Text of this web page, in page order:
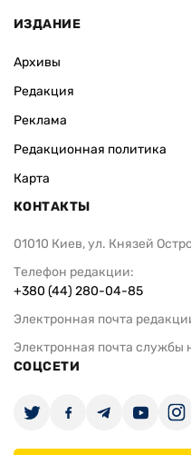
ИЗДАНИЕ
Архивы
Редакция
Реклама
Редакционная политика
Карта
КОНТАКТЫ
01010 Киев, ул. Князей
Телефон редакции:
+380 (44) 280-04-85
Электронная почта
Электронная почта службы
СОЦСЕТИ